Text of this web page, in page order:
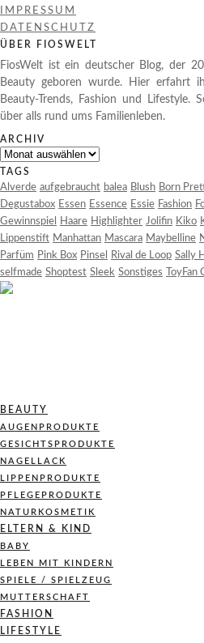
IMPRESSUM
DATENSCHUTZ
ÜBER FIOSWELT
FiosWelt ist ein deutscher Blog, der
Beauty geboren wurde. Hier erfahrt
Beauty-Trends, Fashion und Lifestyle.
über alls rund ums Familienleben.
ARCHIV
Archiv
TAGS
Alverde aufgebraucht balea Blush Born
Degustabox Essen Essence Essie Fashion
Gewinnspiel
Haare Highlighter Jolifin Kiko
Lippenstift Manhattan Mascara Maybelline
Parfüm Pink Box Pinsel Rival de Loop Sally
selfmade Shoptest Sleek Sonstiges ToyFan
BEAUTY
AUGENPRODUKTE
GESICHTSPRODUKTE
NAGELLACK
LIPPENPRODUKTE
PFLEGEPRODUKTE
NATURKOSMETIK
ELTERN & KIND
BABY
LEBEN MIT KINDERN
SPIELE / SPIELZEUG
MUTTERSCHAFT
FASHION
LIFESTYLE